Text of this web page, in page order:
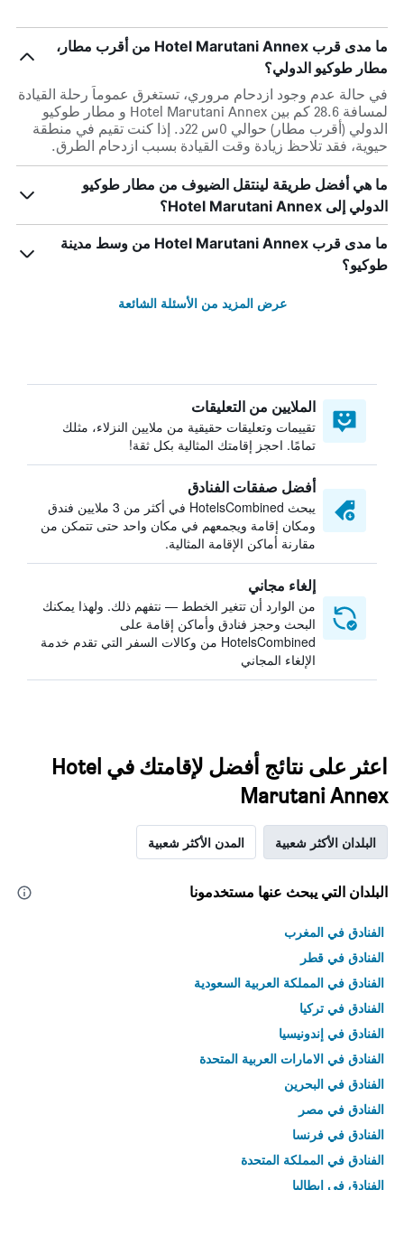
ما مدى قرب Hotel Marutani Annex من أقرب مطار،
مطار طوكيو الدولي؟
في حالة عدم وجود ازدحام مروري، تستغرق عموماً رحلة القيادة
لمسافة 28.6 كم بين Hotel Marutani Annex و مطار طوكيو
الدولي (أقرب مطار) حوالي 0س 22د. إذا كنت تقيم في منطقة
حيوية، فقد تلاحظ زيادة وقت القيادة بسبب ازدحام الطرق.
ما هي أفضل طريقة لينتقل الضيوف من مطار طوكيو
الدولي إلى Hotel Marutani Annex؟
ما مدى قرب Hotel Marutani Annex من وسط مدينة
طوكيو؟
عرض المزيد من الأسئلة الشائعة
الملايين من التعليقات
تقييمات وتعليقات حقيقية من ملايين النزلاء، مثلك
تمامًا. احجز إقامتك المثالية بكل ثقة!
أفضل صفقات الفنادق
يبحث HotelsCombined في أكثر من 3 ملايين فندق
ومكان إقامة ويجمعهم في مكان واحد حتى تتمكن من
مقارنة أماكن الإقامة المثالية.
إلغاء مجاني
من الوارد أن تتغير الخطط — نتفهم ذلك. ولهذا يمكنك
البحث وحجز فنادق وأماكن إقامة على
HotelsCombined من وكالات السفر التي تقدم خدمة
الإلغاء المجاني
اعثر على نتائج أفضل لإقامتك في Hotel
Marutani Annex
البلدان الأكثر شعبية المدن الأكثر شعبية
البلدان التي يبحث عنها مستخدمونا
الفنادق في المغرب
الفنادق في قطر
الفنادق في المملكة العربية السعودية
الفنادق في تركيا
الفنادق في إندونيسيا
الفنادق في الامارات العربية المتحدة
الفنادق في البحرين
الفنادق في مصر
الفنادق في فرنسا
الفنادق في المملكة المتحدة
الفنادق في إيطاليا